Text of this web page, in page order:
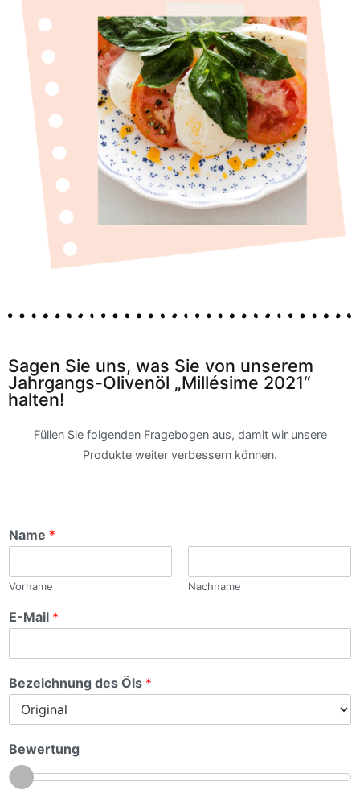
Sagen Sie uns, was Sie von unserem
Jahrgangs-Olivenöl „Millésime 2021“
halten!
Füllen Sie folgenden Fragebogen aus, damit wir unsere
Produkte weiter verbessern können.
Name *
Vorname Nachname
E-Mail *
Bezeichnung des Öls *
Bewertung